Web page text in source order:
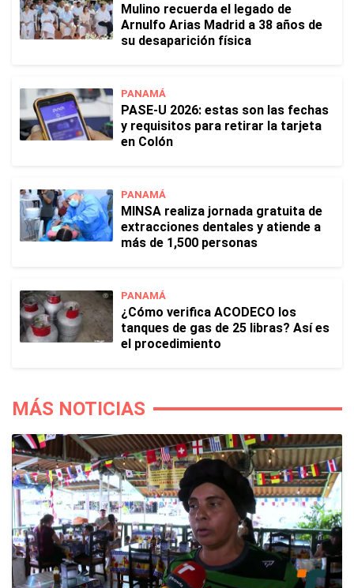
Mulino recuerda el legado de
Arnulfo Arias Madrid a 38 años de
su desaparición física
PANAMÁ
PASE-U 2026: estas son las fechas
y requisitos para retirar la tarjeta
en Colón
PANAMÁ
MINSA realiza jornada gratuita de
extracciones dentales y atiende a
más de 1,500 personas
PANAMÁ
¿Cómo verifica ACODECO los
tanques de gas de 25 libras? Así es
el procedimiento
MÁS NOTICIAS